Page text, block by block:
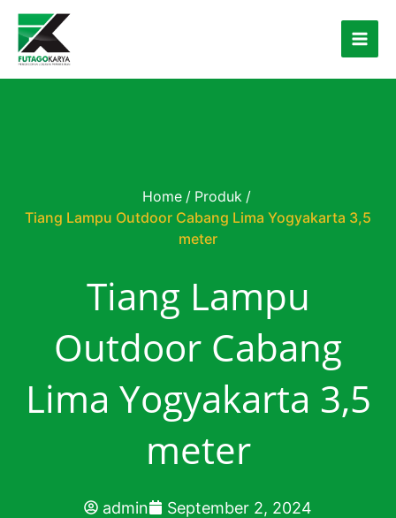
Skip to content
Home / Produk /
Tiang Lampu Outdoor Cabang Lima Yogyakarta 3,5
meter
Tiang Lampu
Outdoor Cabang
Lima Yogyakarta 3,5
meter
admin September 2, 2024